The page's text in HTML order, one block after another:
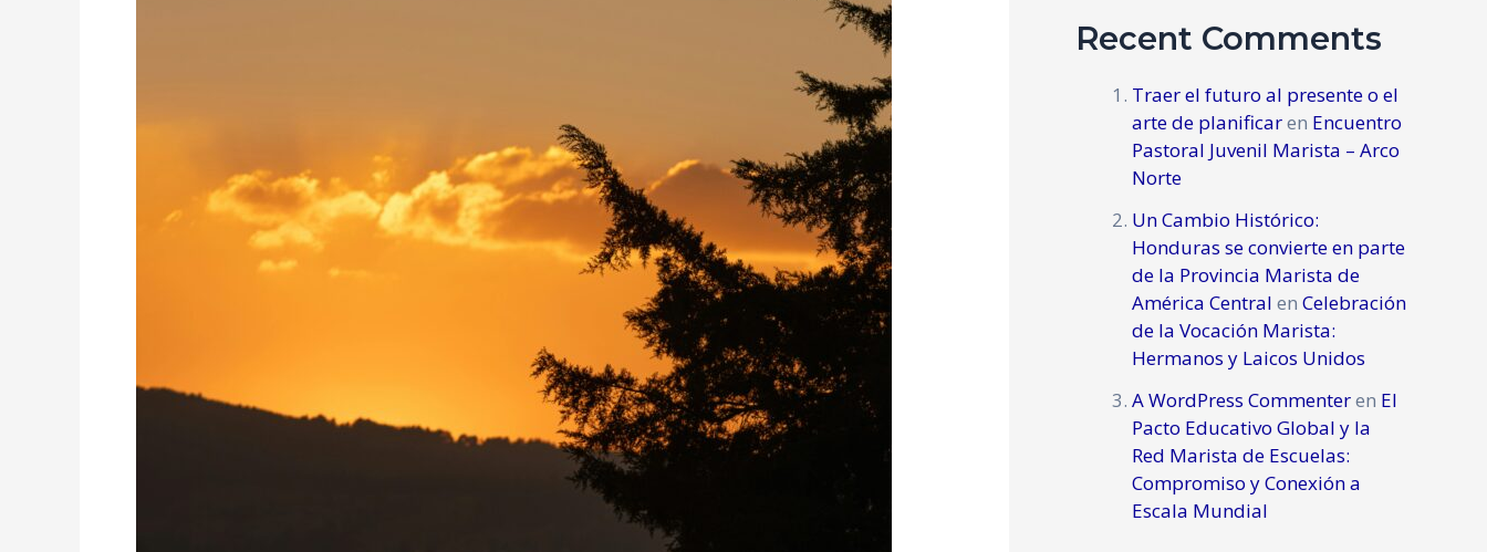
Recent Comments
Traer el futuro al presente o el
arte de planificaren Encuentro
Pastoral Juvenil Marista – Arco
Norte
Un Cambio Histórico:
Honduras se convierte en parte
de la Provincia Marista de
América Central en Celebración
de la Vocación Marista:
Hermanos y Laicos Unidos
A WordPress Commenteren El
Pacto Educativo Global y la
Red Marista de Escuelas:
Compromiso y Conexión a
Escala Mundial